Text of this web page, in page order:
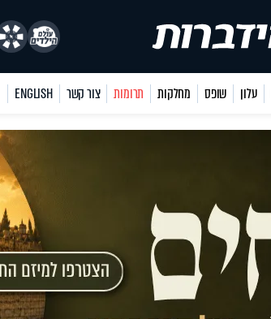
עלון שופס מחלקות תרומות צור קשר ENGLISH